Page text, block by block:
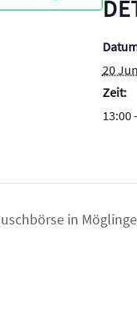
20
Zeit:
13:00
in